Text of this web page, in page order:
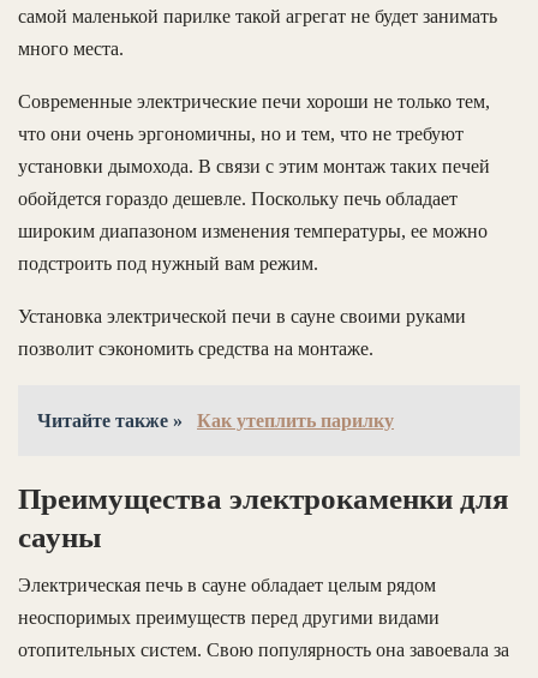
самой маленькой парилке такой агрегат не будет занимать
много места.
Современные электрические печи хороши не только тем,
что они очень эргономичны, но и тем, что не требуют
установки дымохода. В связи с этим монтаж таких печей
обойдется гораздо дешевле. Поскольку печь обладает
широким диапазоном изменения температуры, ее можно
подстроить под нужный вам режим.
Установка электрической печи в сауне своими руками
позволит сэкономить средства на монтаже.
Читайте также » Как утеплить парилку
Преимущества электрокаменки для
сауны
Электрическая печь в сауне обладает целым рядом
неоспоримых преимуществ перед другими видами
отопительных систем. Свою популярность она завоевала за